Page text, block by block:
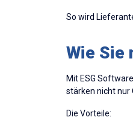
So wird
Wie Sie
Mit ESG
stärken nicht nur
Die Vorteile: